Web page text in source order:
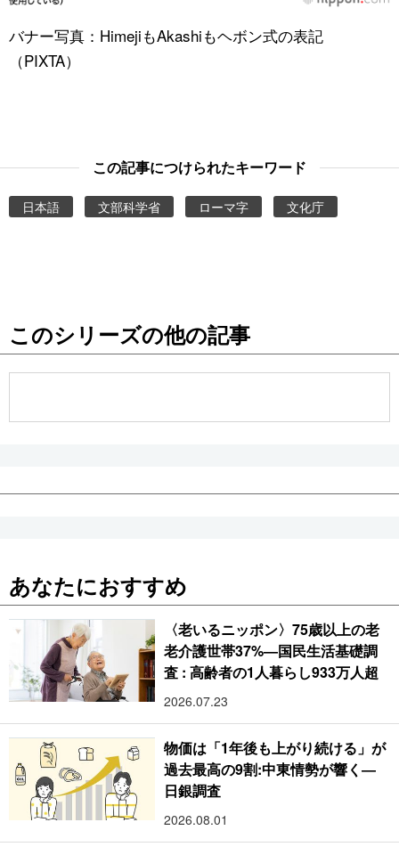
バナー写真：HimejiもAkashiもヘボン式の表記
（PIXTA）
この記事につけられたキーワード
日本語 文部科学省 ローマ字 文化庁
このシリーズの他の記事
あなたにおすすめ
〈老いるニッポン〉75歳以上の老
老介護世帯37%―国民生活基礎調
査 : 高齢者の1人暮らし933万人超
2026.07.23
物価は「1年後も上がり続ける」が
過去最高の9割:中東情勢が響く―
日銀調査
2026.08.01